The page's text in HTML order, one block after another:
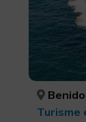
Turisme